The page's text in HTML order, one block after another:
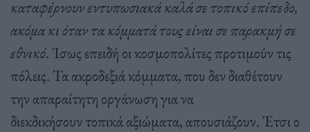
καταφέρνουν εντυπωσιακά καλά σε τοπικό επίπεδο,
ακόμα κι όταν τα κόμματά τους είναι σε παρακμή σε
εθνικό. Ίσως επειδή οι κοσμοπολίτες προτιμούν τις
πόλεις. Τα ακροδεξιά κόμματα, που δεν διαθέτουν
την απαραίτητη οργάνωση για να
διεκδικήσουν τοπικά αξιώματα, απουσιάζουν. Έτσι ο